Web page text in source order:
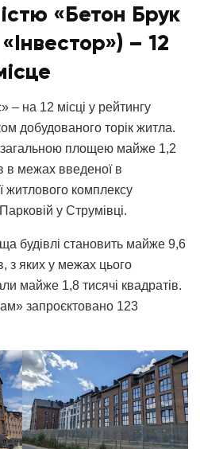
«Бетон Брук
– 12
на 12 місці у рейтингу
добудованого торік житла.
загальною площею майже 1,2
в межах введеної в
житлового комплексу
у Струмівці.
будівлі становить майже 9,6
з яких у межах цього
майже 1,8 тисячі квадратів.
запроєктовано 123